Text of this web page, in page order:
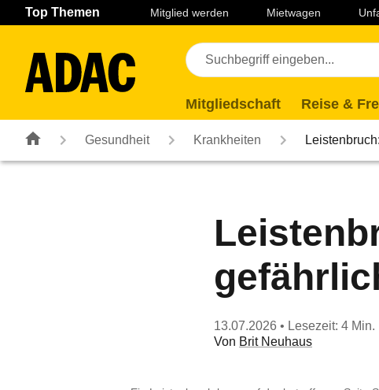
Navigation Seiteninhalt Fußzeile
Top Themen Mitglied werden Mietwagen
Mitgliedschaft Reise &
Gesundheit Krankheiten
13.07.2026 • Lesezeit: 4 Min.
Von Brit Neuhaus